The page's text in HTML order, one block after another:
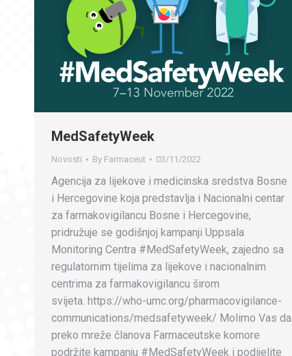
MedSafetyWeek
Novosti By Farmaceut 03/11/2022
Agencija za lijekove i medicinska sredstva Bosne
i Hercegovine koja predstavlja i Nacionalni centar
za farmakovigilancu Bosne i Hercegovine,
pridružuje se godišnjoj kampanji Uppsala
Monitoring Centra #MedSafetyWeek, zajedno sa
regulatornim tijelima za lijekove i nacionalnim
centrima za farmakovigilancu širom
svijeta. https://who-umc.org/pharmacovigilance-
communications/medsafetyweek/ Molimo Vas da
preko mreže članova Farmaceutske komore
podržite kampanju #MedSafetyWeek i podijelite